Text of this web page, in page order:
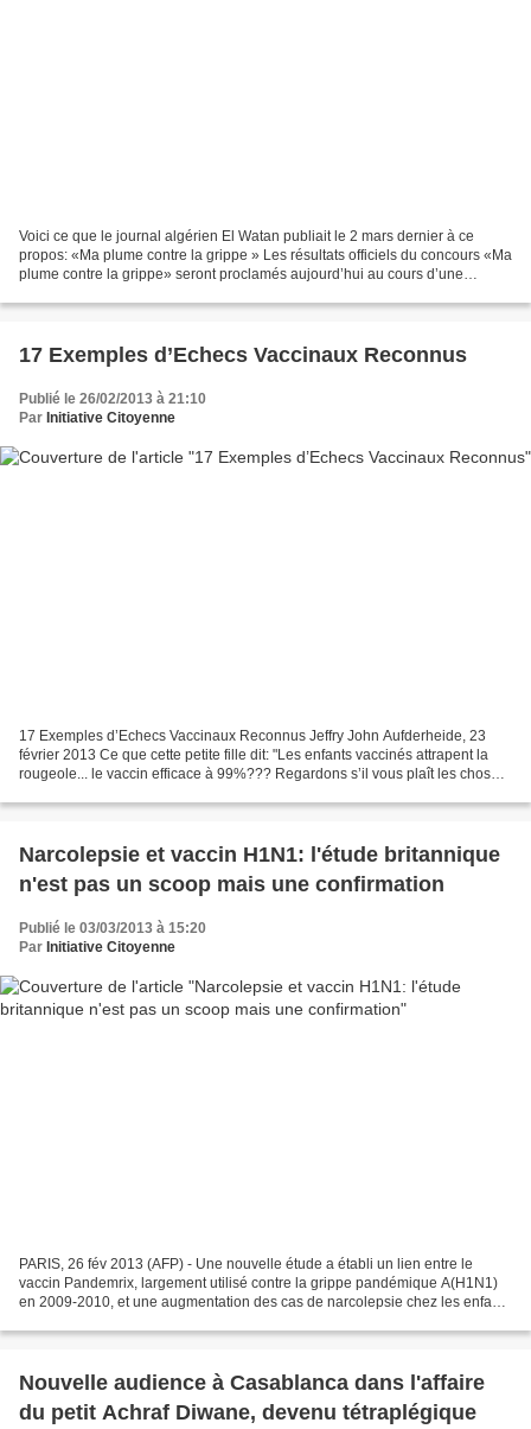
Voici ce que le journal algérien El Watan publiait le 2 mars dernier à ce
propos: «Ma plume contre la grippe » Les résultats officiels du concours «Ma
plume contre la grippe» seront proclamés aujourd’hui au cours d’une
17 Exemples d’Echecs Vaccinaux Reconnus
Publié le 26/02/2013 à 21:10
Par Initiative Citoyenne
17 Exemples d’Echecs Vaccinaux Reconnus Jeffry John Aufderheide, 23
février 2013 Ce que cette petite fille dit: "Les enfants vaccinés attrapent la
rougeole... le vaccin efficace à 99%??? Regardons s’il vous plaît les choses
Narcolepsie et vaccin H1N1: l'étude britannique
n'est pas un scoop mais une confirmation
Publié le 03/03/2013 à 15:20
Par Initiative Citoyenne
PARIS, 26 fév 2013 (AFP) - Une nouvelle étude a établi un lien entre le
vaccin Pandemrix, largement utilisé contre la grippe pandémique A(H1N1)
en 2009-2010, et une augmentation des cas de narcolepsie chez les enfants
Nouvelle audience à Casablanca dans l'affaire
du petit Achraf Diwane, devenu tétraplégique